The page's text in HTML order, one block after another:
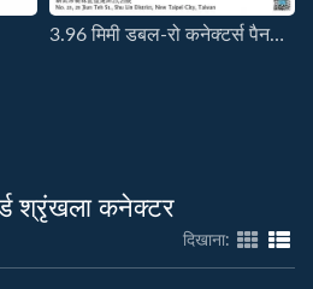
3.96 मिमी डबल-रो कनेक्टर्स पैनल लॉक के साथ, बिना पैनल लॉक और घर्षण लॉक
श्रृंखला कनेक्टर
दिखाना: